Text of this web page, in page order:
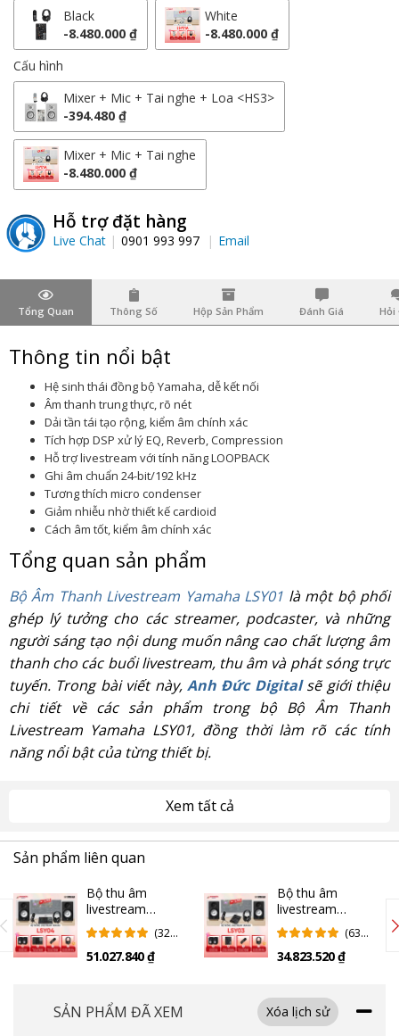
Black
-8.480.000 ₫
White
-8.480.000 ₫
Cấu hình
Mixer + Mic + Tai nghe + Loa <HS3>
-394.480 ₫
Mixer + Mic + Tai nghe
-8.480.000 ₫
Hỗ trợ đặt hàng
Live Chat 0901 993 997 Email
Tổng Quan Thông Số Hộp Sản Phẩm Đánh Giá Hỏi
Thông tin nổi bật
Hệ sinh thái đồng bộ Yamaha, dễ kết nối
Âm thanh trung thực, rõ nét
Dải tần tái tạo rộng, kiểm âm chính xác
Tích hợp DSP xử lý EQ, Reverb, Compression
Hỗ trợ livestream với tính năng LOOPBACK
Ghi âm chuẩn 24-bit/192 kHz
Tương thích micro condenser
Giảm nhiễu nhờ thiết kế cardioid
Cách âm tốt, kiểm âm chính xác
Tổng quan sản phẩm
Bộ Âm Thanh Livestream Yamaha LSY01 là một bộ phối
ghép lý tưởng cho các streamer, podcaster, và những
người sáng tạo nội dung muốn nâng cao chất lượng âm
thanh cho các buổi livestream, thu âm và phát sóng trực
tuyến. Trong bài viết này, Anh Đức Digitalsẽ giới thiệu
chi tiết về các sản phẩm trong bộ Bộ Âm Thanh
Livestream Yamaha LSY01, đồng thời làm rõ các tính
năng nổi bật của từng thiết bị.
chính xác
Cặp loa kiểm âmYamaha HS3là sự lựa chọn hoàn hảo
cho những ai cần âm thanh chính xác và chi tiết trong
quá trình livestream hoặc thu âm. Với driver 3 inch và
bass reflex giúp tái tạo âm thanh trung thực, Yamaha
trong môi trường studio nhỏ. Dòng loa này giúp bạn
nghe rõ ràng từng chi tiết trong bản thu, giúp bạn dễ
Xem tất cả
Sản phẩm liên quan
Bộ thu âm
livestream
Yamaha LSY04 |
Black (Chính
hãng)
(32
Giá)
51.027.840 ₫
Bộ thu âm
livestream
Yamaha LSY03 |
Black (Chính
hãng)
(63
Giá)
34.823.520 ₫
SẢN PHẨM ĐÃ XEM Xóa lịch sử